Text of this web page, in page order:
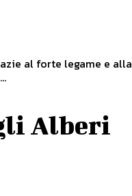
al forte legame e alla
Alberi